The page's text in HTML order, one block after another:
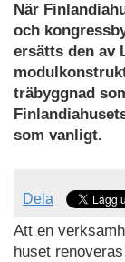
När
och
ersätts den av
träbyggnad
som vanligt.
Dela
Att en
huset